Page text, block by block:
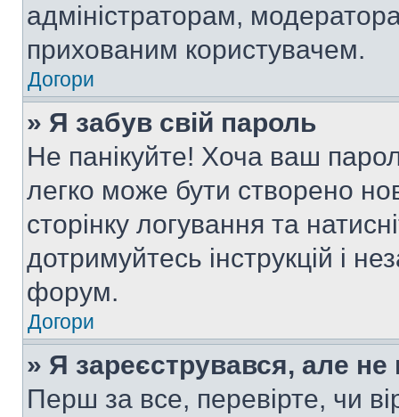
адміністраторам,
прихованим користувачем.
Догори
» Я забув свій пароль
Не панікуйте! Хоча ваш
легко може бути створено
сторінку логування та
дотримуйтесь інструкцій і
форум.
Догори
» Я зареєструвався, але
Перш за все, перевірте, чи